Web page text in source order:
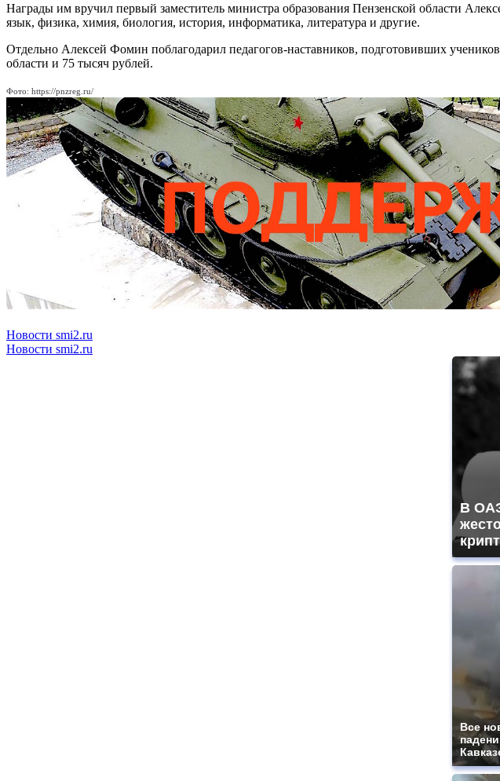
Награды им вручил первый заместитель министра образования Пензенской области
язык, физика, химия, биология, история, информатика, литература и другие.
Отдельно Алексей Фомин поблагодарил педагогов-наставников, подготовивших
области и 75 тысяч рублей.
Фото: https://pnzreg.ru/
Новости smi2.ru
Новости smi2.ru
В
Все